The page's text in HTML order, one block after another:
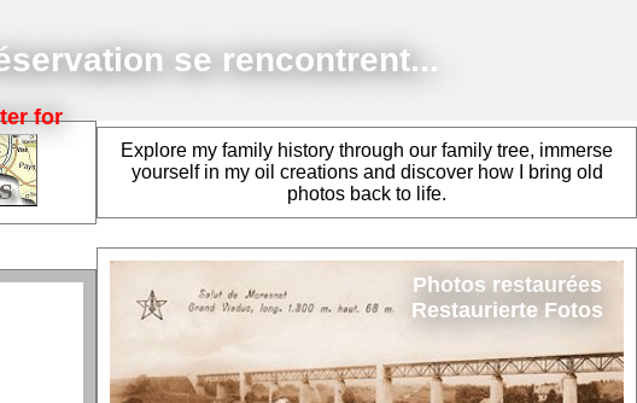
se rencontrent...
for
Explore my family history through our family tree, immerse
yourself in my oil creations and discover how I bring old
photos back to life.
Photos restaurées
Restaurierte Fotos